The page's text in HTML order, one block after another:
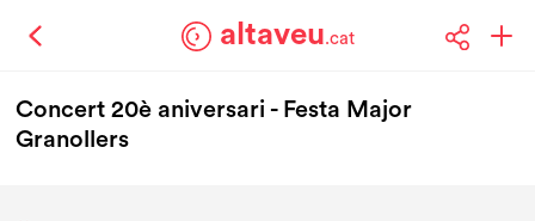
altaveu.cat
Concert 20è aniversari - Festa Major
Granollers